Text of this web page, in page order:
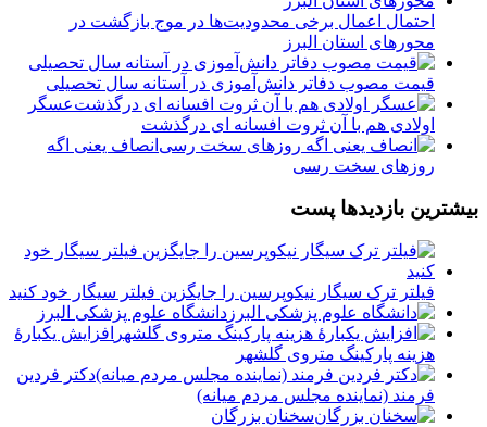
احتمال اعمال برخی محدودیت‌ها در موج بازگشت در
محورهای استان البرز
قیمت مصوب دفاتر دانش‌آموزی در آستانه سال تحصیلی
عسگر
اولادی هم با آن ثروت افسانه ای درگذشت
انصاف یعنی اگه
روزهای سخت رسی
بیشترین بازدیدها پست
فیلتر ترک سیگار نیکوپرسین را جایگزین فیلتر سیگار خود کنید
دانشگاه علوم پزشکی البرز
افزایش یکبارۀ
هزینه پارکینگ متروی گلشهر
دكتر فردين
فرمند (نماينده مجلس مردم میانه)
سخنان بزرگان